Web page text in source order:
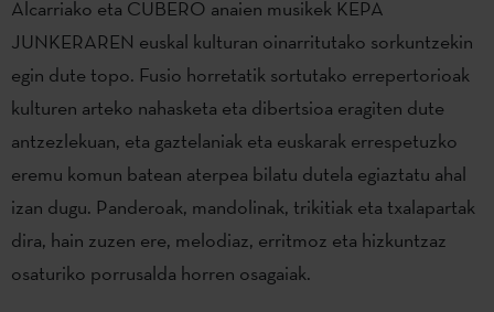
Alcarriako eta CUBERO anaien musikek KEPA
JUNKERAREN euskal kulturan oinarritutako sorkuntzekin
egin dute topo. Fusio horretatik sortutako errepertorioak
kulturen arteko nahasketa eta dibertsioa eragiten dute
antzezlekuan, eta gaztelaniak eta euskarak errespetuzko
eremu komun batean aterpea bilatu dutela egiaztatu ahal
izan dugu. Panderoak, mandolinak, trikitiak eta txalapartak
dira, hain zuzen ere, melodiaz, erritmoz eta hizkuntzaz
osaturiko porrusalda horren osagaiak.